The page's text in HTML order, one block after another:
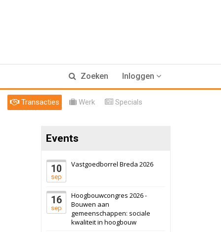
Zoeken Inloggen
Transacties Werk Specials
Events
10
sep
Vastgoedborrel Breda 2026
16
sep
Hoogbouwcongres 2026 -
Bouwen aan
gemeenschappen: sociale
kwaliteit in hoogbouw
17 september 2026
Voormalig
politiebureau
17 september 2026
6 oktober 2026 Transformatieobject
Schiedam